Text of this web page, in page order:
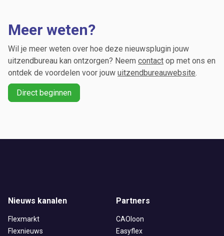
Meer weten?
Wil je meer weten over hoe deze nieuwsplugin jouw
uitzendbureau kan ontzorgen? Neem contact op met ons en
ontdek de voordelen voor jouw uitzendbureauwebsite.
Direct beginnen
Nieuws kanalen
Flexmarkt
Flexnieuws
Partners
CAOloon
Easyflex